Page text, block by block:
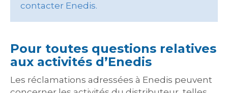
contacter Enedis.
Pour toutes questions relatives
aux activités d’Enedis
Les réclamations adressées à Enedis peuvent